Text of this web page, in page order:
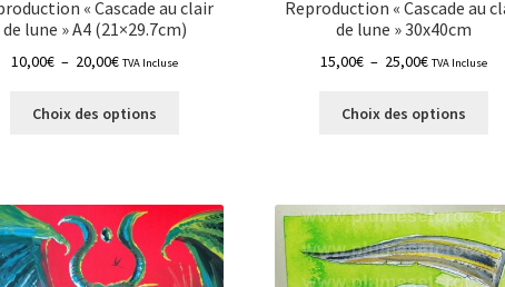
« Cascade au clair
de lune » A4 (21×29.7cm)
10,00€ – 20,00€Plage
prix :
TVA Incluse
Choix des options
variations.
Les
options
peuvent
Reproduction « Cascade au
de lune » 30x40cm
15,00€ – 25,00€Plage
prix :
TVA Incluse
Choix des options